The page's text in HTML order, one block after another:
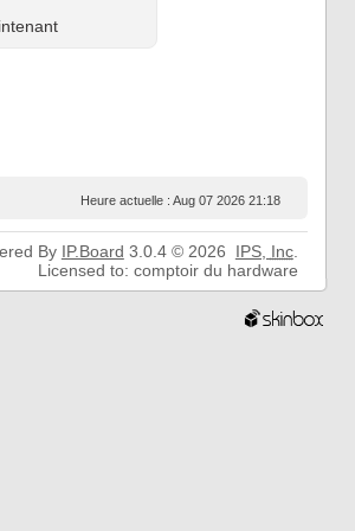
Heure actuelle : Aug 07 2026 21:18
By IP.Board 3.0.4 © 2026 IPS, Inc.
Licensed to: comptoir du hardware